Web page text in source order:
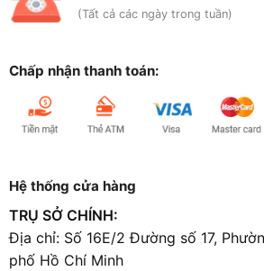
(Tất cả các ngày trong tuần)
Chấp nhận thanh toán:
Hệ thống cửa hàng
TRỤ SỞ CHÍNH:
Địa chỉ: Số 16E/2 Đường số 17,
phố Hồ Chí Minh